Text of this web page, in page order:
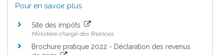
Pour en savoir plus
Site des impôts
Ministère chargé des finances
Brochure pratique 2022 - Déclaration des revenus